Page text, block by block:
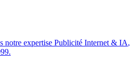
notre expertise Publicité Internet & IA,